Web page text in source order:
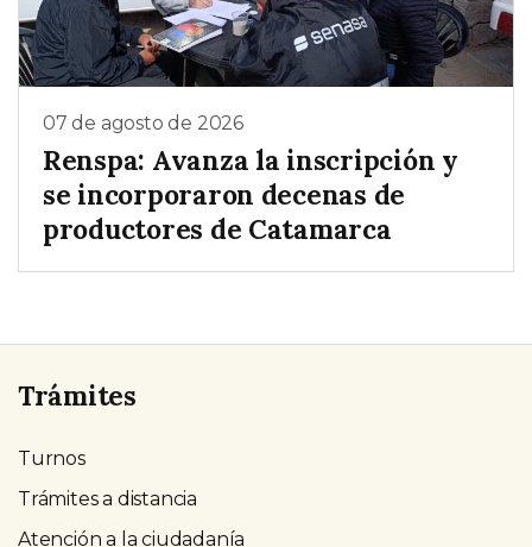
07 de agosto de 2026
Renspa: Avanza la inscripción y
se incorporaron decenas de
productores de Catamarca
Trámites
Turnos
Trámites a distancia
Atención a la ciudadanía